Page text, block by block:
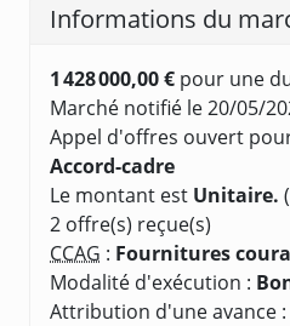
Informations du
1 428 000,00 € pour une
Marché notifié le 20/05/
Appel d'offres ouvert
Accord-cadre
Le montant est Unitaire.
2 offre(s) reçue(s)
CCAG : Fournitures
Modalité d'exécution :
Attribution d'une avance :